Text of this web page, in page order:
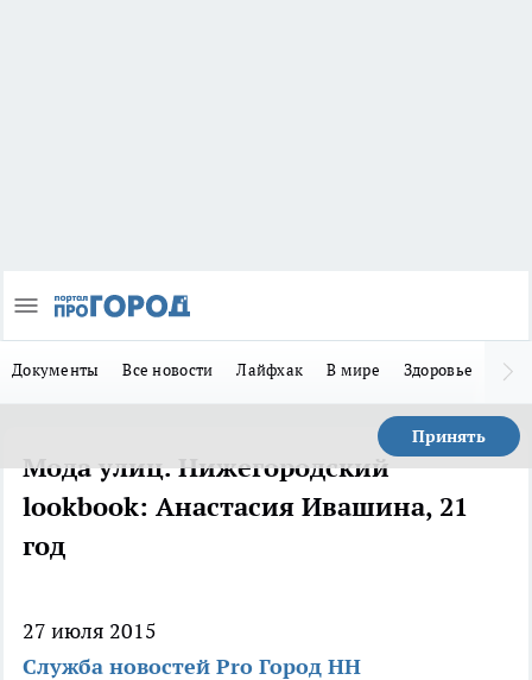
Документы Все новости Лайфхак В мире Здоровье
Принять
Мода улиц. Нижегородский
lookbook: Анастасия Ивашина, 21
год
27 июля 2015
Служба новостей Pro Город НН